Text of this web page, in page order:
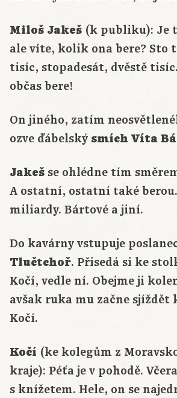
Miloš Jakeš (k publiku): Je
ale víte, kolik ona bere? Sto
tisíc, stopadesát, dvěstě
občas bere!
On jiného, zatím
ozve ďábelskýsmích Víta
Jakešse ohlédne tím
A ostatní, ostatní také
miliardy. Bártové a jiní.
Do kavárny vstupuje
Tlučtchoř. Přisedá si ke
Kočí, vedle ní. Obejme ji
avšak ruka mu začne sjíždět
Kočí.
Kočí (ke kolegům z
kraje): Péťa je v pohodě.
s knížetem. Hele, on se